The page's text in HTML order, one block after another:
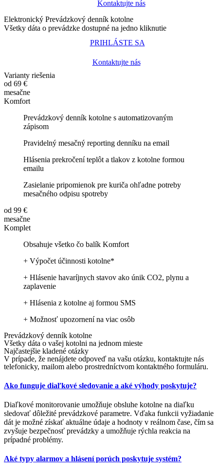
Kontaktujte nás
Elektronický Prevádzkový denník kotolne
Všetky dáta o prevádzke dostupné na jedno kliknutie
PRIHLÁSTE SA
Kontaktujte nás
Varianty riešenia
od 69 €
mesačne
Komfort
Prevádzkový denník kotolne s automatizovaným
zápisom
Pravidelný mesačný reporting denníku na email
Hlásenia prekročení teplôt a tlakov z kotolne formou
emailu
Zasielanie pripomienok pre kuriča ohľadne potreby
mesačného odpisu spotreby
od 99 €
mesačne
Komplet
Obsahuje všetko čo balík Komfort
+ Výpočet účinnosti kotolne*
+ Hlásenie havaríjnych stavov ako únik CO2, plynu a
zaplavenie
+ Hlásenia z kotolne aj formou SMS
+ Možnosť upozornení na viac osôb
Prevádzkový denník kotolne
Všetky dáta o vašej kotolni na jednom mieste
Najčastejšie kladené otázky
V prípade, že nenájdete odpoveď na vašu otázku, kontaktujte nás
telefonicky, mailom alebo prostredníctvom kontaktného formuláru.
Ako funguje diaľkové sledovanie a aké výhody poskytuje?
Diaľkové monitorovanie umožňuje obsluhe kotolne na diaľku
sledovať dôležité prevádzkové parametre. Vďaka funkcii vyžiadanie
dát je možné získať aktuálne údaje a hodnoty v reálnom čase, čím sa
zvyšuje bezpečnosť prevádzky a umožňuje rýchla reakcia na
prípadné problémy.
Aké typy alarmov a hlásení porúch poskytuje systém?